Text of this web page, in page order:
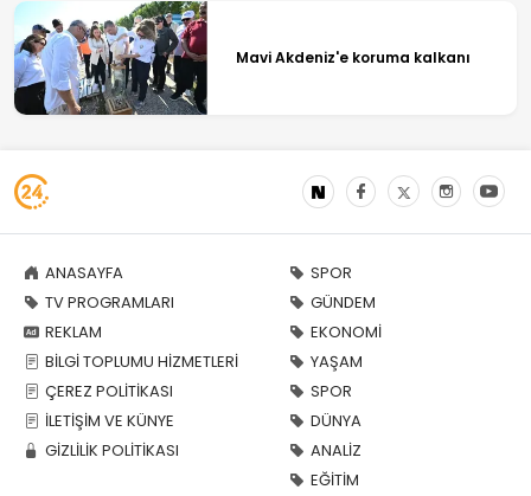
Mavi Akdeniz'e koruma kalkanı
ANASAYFA
TV PROGRAMLARI
REKLAM
BİLGİ TOPLUMU HİZMETLERİ
ÇEREZ POLİTİKASI
İLETİŞİM VE KÜNYE
GİZLİLİK POLİTİKASI
SPOR
GÜNDEM
EKONOMİ
YAŞAM
SPOR
DÜNYA
ANALİZ
EĞİTİM